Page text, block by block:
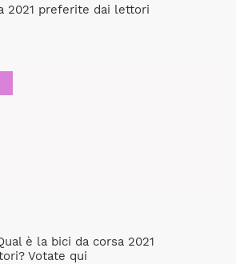
2021 preferite dai lettori
è la bici da corsa 2021
Votate qui